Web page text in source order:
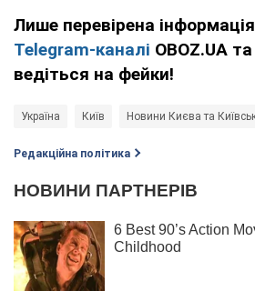
Лише перевірена
Telegram-каналі OBOZ.UA
ведіться на фейки!
Україна Київ Новини Києва та
Редакційна політика